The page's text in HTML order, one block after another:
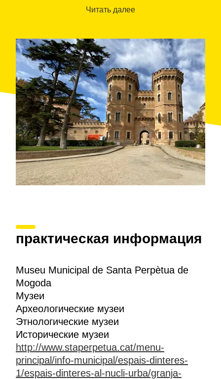
Читать далее
практическая информация
Museu Municipal de Santa Perpètua de
Mogoda
Музеи
Археологические музеи
Этнологические музеи
Исторические музеи
http://www.staperpetua.cat/menu-
principal/info-municipal/espais-dinteres-
1/espais-dinteres-al-nucli-urba/granja-